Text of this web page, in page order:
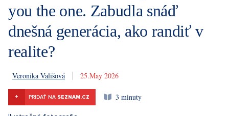
you the one. Zabudla snáď
dnešná generácia, ako randiť v
realite?
Veronika Vališová 25. 5. 2026
+ PRIDAŤ NA SEZNAM.CZ 3 minuty